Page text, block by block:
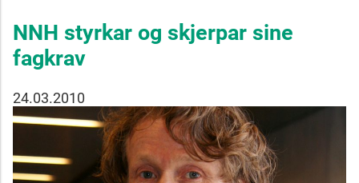
NNH styrkar og skjerpar sine
fagkrav
24.03.2010